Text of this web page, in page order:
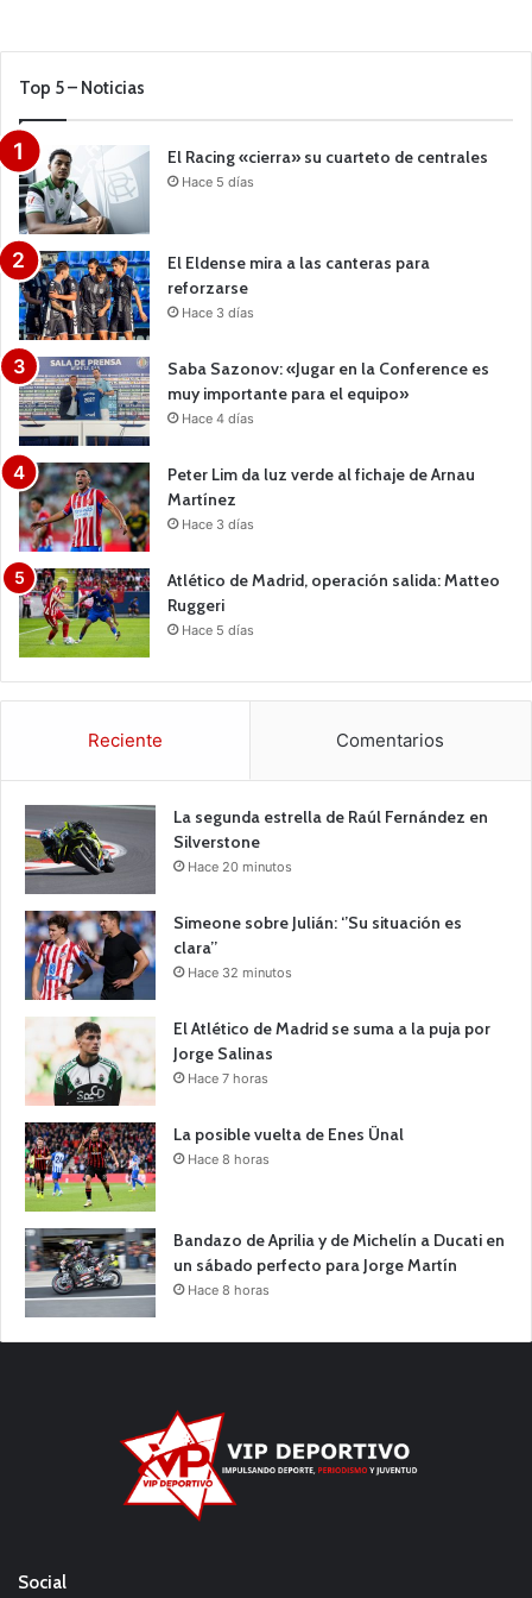
Top 5 – Noticias
El Racing «cierra» su cuarteto de centrales
Hace 5 días
El Eldense mira a las canteras para
reforzarse
Hace 3 días
Saba Sazonov: «Jugar en la Conference es
muy importante para el equipo»
Hace 4 días
Peter Lim da luz verde al fichaje de Arnau
Martínez
Hace 3 días
Atlético de Madrid, operación salida: Matteo
Ruggeri
Hace 5 días
Reciente Comentarios
La segunda estrella de Raúl Fernández en
Silverstone
Hace 20 minutos
Simeone sobre Julián: ‘’Su situación es
clara’’
Hace 32 minutos
El Atlético de Madrid se suma a la puja por
Jorge Salinas
Hace 7 horas
La posible vuelta de Enes Ünal
Hace 8 horas
Bandazo de Aprilia y de Michelín a Ducati en
un sábado perfecto para Jorge Martín
Hace 8 horas
Social